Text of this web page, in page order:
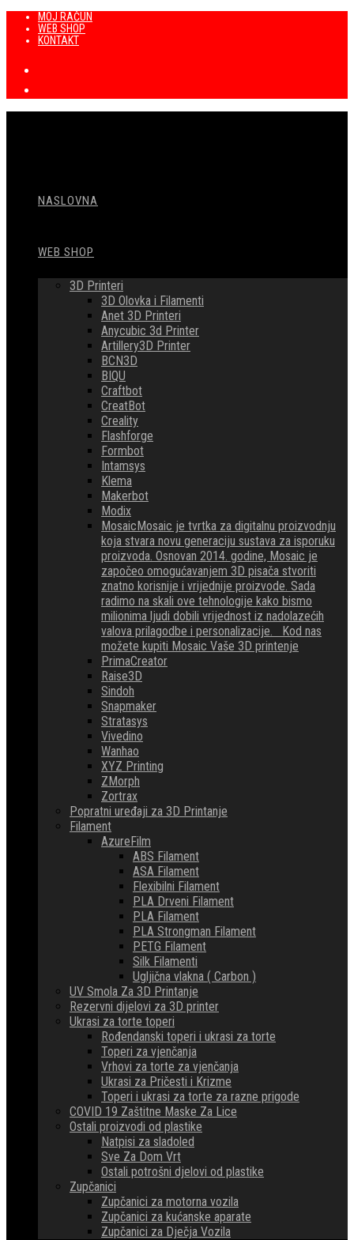
Preskoči
sadržaj
MOJ RAČUN
WEB SHOP
KONTAKT
NASLOVNA
WEB SHOP
3D Printeri
3D Olovka i Filamenti
Anet 3D Printeri
Anycubic 3d Printer
Artillery3D Printer
BCN3D
BIQU
Craftbot
CreatBot
Creality
Flashforge
Formbot
Intamsys
Klema
Makerbot
Modix
MosaicMosaic je tvrtka za digitalnu proizvodnju
koja stvara novu generaciju sustava za isporuku
proizvoda. Osnovan 2014. godine, Mosaic je
započeo omogućavanjem 3D pisača stvoriti
znatno korisnije i vrijednije proizvode. Sada
radimo na skali ove tehnologije kako bismo
milionima ljudi dobili vrijednost iz nadolazećih
valova prilagodbe i personalizacije. Kod nas
možete kupiti Mosaic Vaše 3D printenje
PrimaCreator
Raise3D
Sindoh
Snapmaker
Stratasys
Vivedino
Wanhao
XYZ Printing
ZMorph
Zortrax
Popratni uređaji za 3D Printanje
Filament
AzureFilm
ABS Filament
ASA Filament
Flexibilni Filament
PLA Drveni Filament
PLA Filament
PLA Strongman Filament
PETG Filament
Silk Filamenti
Ugljična vlakna ( Carbon )
UV Smola Za 3D Printanje
Rezervni dijelovi za 3D printer
Ukrasi za torte toperi
Rođendanski toperi i ukrasi za torte
Toperi za vjenčanja
Vrhovi za torte za vjenčanja
Ukrasi za Pričesti i Krizme
Toperi i ukrasi za torte za razne prigode
COVID 19 Zaštitne Maske Za Lice
Ostali proizvodi od plastike
Natpisi za sladoled
Sve Za Dom Vrt
Ostali potrošni djelovi od plastike
Zupčanici
Zupčanici za motorna vozila
Zupčanici za kućanske aparate
Zupčanici za Dječja Vozila